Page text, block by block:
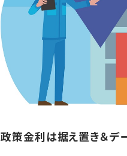
政策金利は据え置き＆デ